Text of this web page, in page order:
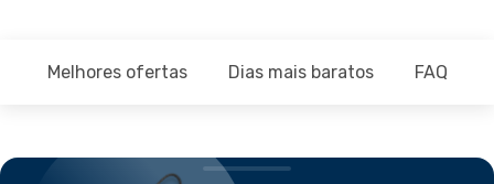
Melhores ofertas Dias mais baratos FAQ